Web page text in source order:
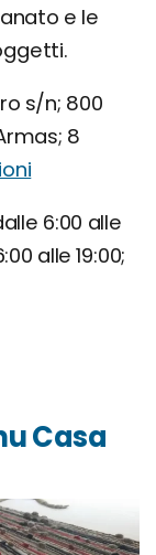
e le
s/n; 800
8
6:00 alle
alle 19:00;
Casa